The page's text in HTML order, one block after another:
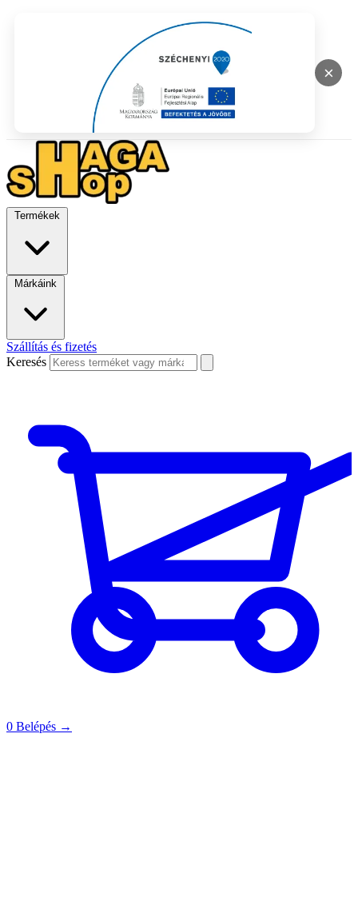
×
Termékek
Márkáink
Szállítás és fizetés
Keresés
0 Belépés →